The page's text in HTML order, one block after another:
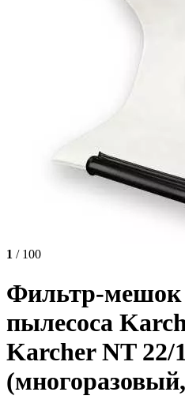
1 / 100
Фильтр-мешок
пылесоса
Karcher NT 22/